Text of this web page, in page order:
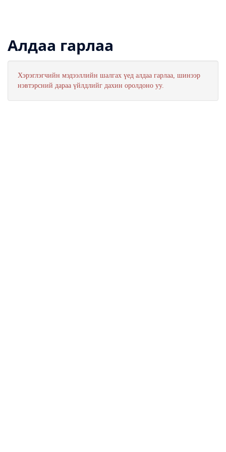
Алдаа гарлаа
Хэрэглэгчийн мэдээллийн шалгах үед алдаа гарлаа, шинээр
нэвтэрсний дараа үйлдлийг дахин оролдоно уу.